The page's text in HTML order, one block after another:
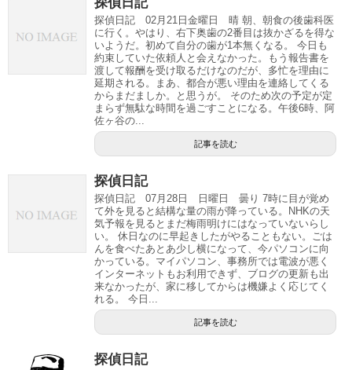
探偵日記 02月21日金曜日 晴 朝、朝食の後歯科医
に行く。やはり、右下奥歯の2番目は抜かざるを得な
いようだ。初めて自分の歯が1本無くなる。 今日も
約束していた依頼人と会えなかった。もう報告書を
渡して報酬を受け取るだけなのだが、多忙を理由に
延期される。まあ、都合が悪い理由を連絡してくる
からまだましか。と思うが。 そのため次の予定が定
まらず無駄な時間を過ごすことになる。午後6時、阿
佐ヶ谷の...
記事を読む
探偵日記
探偵日記 07月28日 日曜日 曇り 7時に目が覚め
て外を見ると結構な量の雨が降っている。NHKの天
気予報を見るとまだ梅雨明けにはなっていないらし
い。 休日なのに早起きしたがやることもない。ごは
んを食べたあとあ少し横になって、今パソコンに向
かっている。マイパソコン、事務所では電波が悪く
インターネットもお利用できず、ブログの更新も出
来なかったが、家に移してからは機嫌よく応じてく
れる。 今日...
記事を読む
探偵日記